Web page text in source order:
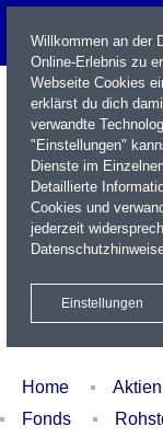
Name / WKN / ISIN /
Xetra Realtime
Home Aktien
Fonds
Willkommen an der
Online-Erlebnis zu
Webseite Cookies
erklärst du dich
verwandte
"Einstellungen"
Dienste im
Detaillierte
Cookies und
jederzeit
Einstellungen